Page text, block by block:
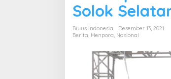
Solok
Biuus Indonesia
Desember 13, 2021
Berita, Menpora, Nasional